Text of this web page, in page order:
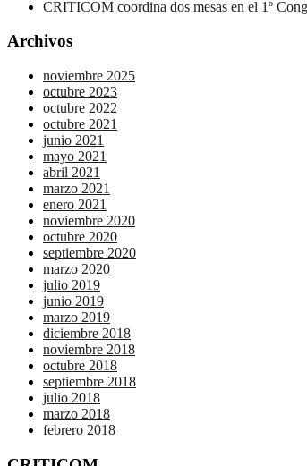
CRITICOM coordina dos mesas en el 1º
Archivos
noviembre 2025
octubre 2023
octubre 2022
octubre 2021
junio 2021
mayo 2021
abril 2021
marzo 2021
enero 2021
noviembre 2020
octubre 2020
septiembre 2020
marzo 2020
julio 2019
junio 2019
marzo 2019
diciembre 2018
noviembre 2018
octubre 2018
septiembre 2018
julio 2018
marzo 2018
febrero 2018